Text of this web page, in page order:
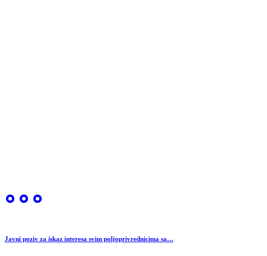
Javni poziv za iskaz interesa svim poljoprivrednicima sa…